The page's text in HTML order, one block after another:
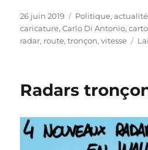
Publié
le
26 juin 2019 Catégories
Politique,
caricature,Carlo Di Antonio,
radar, route,tronçon,vitesse
Radars